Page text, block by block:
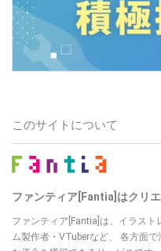
このサイトについて
ファンティア[Fantia]はクリ
ファンティア[Fantia]は、イラス
ム製作者・VTuberなど、 各方面